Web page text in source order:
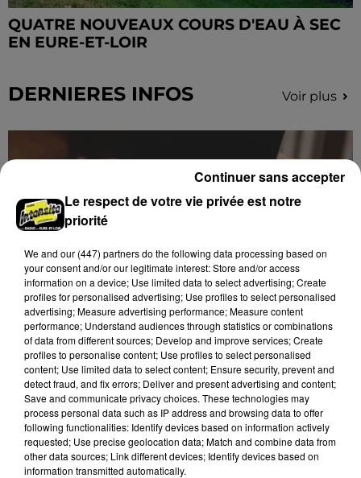
QUATRE NOUVEAUX COURS D'EAU À SEC
EN EURE-ET-LOIR
DERNIERES INFOS Voir plus
Des tentatives de fraudes à Mainvilliers
Des personnes malveillantes tentent de voler vos
informations personnelles.
Le respect de votre vie privée est notre
priorité
We and our (447) partnersdo the following data processing based on
your consent and/or our legitimate interest: Store and/or access
information on a device; Use limited data to select advertising; Create
profiles for personalised advertising; Use profiles to select personalised
advertising; Measure advertising performance; Measure content
performance; Understand audiences through statistics or combinations
of data from different sources; Develop and improve services; Create
profiles to personalise content; Use profiles to select personalised
content; Use limited data to select content; Ensure security, prevent and
detect fraud, and fix errors; Deliver and present advertising and content;
Save and communicate privacy choices. These technologies may
process personal data such as IP address and browsing data to offer
following functionalities: Identify devices based on information actively
requested; Use precise geolocation data; Match and combine data from
other data sources; Link different devices; Identify devices based on
information transmitted automatically.
Continuer sans accepter